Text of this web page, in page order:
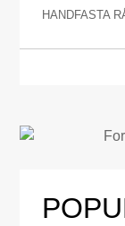
HANDFASTA